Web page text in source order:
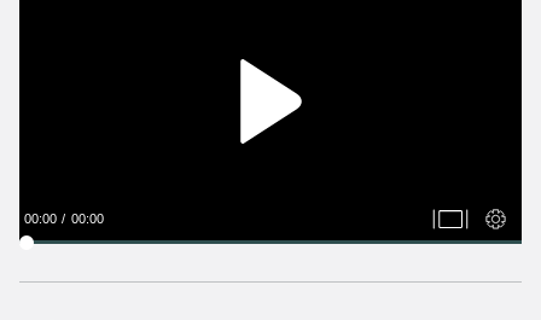
00:00 00:00